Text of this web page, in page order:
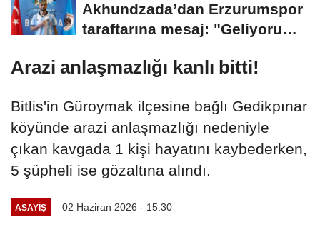
Akhundzada’dan Erzurumspor
taraftarına mesaj: "Geliyorum
Arazi anlaşmazlığı kanlı bitti!
Bitlis'in Güroymak ilçesine bağlı Gedikpınar
köyünde arazi anlaşmazlığı nedeniyle
çıkan kavgada 1 kişi hayatını kaybederken,
5 şüpheli ise gözaltına alındı.
ASAYİŞ 02 Haziran 2026 - 15:30